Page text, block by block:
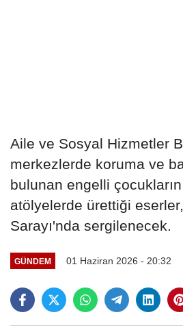
Aile ve Sosyal Hizmetler
merkezlerde koruma ve
bulunan engelli
atölyelerde ürettiği
Sarayı'nda sergilenecek.
GÜNDEM 01 Haziran 2026 - 20:32